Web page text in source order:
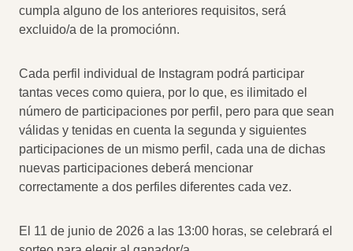
cumpla alguno de los anteriores requisitos, será
excluido/a de la promociónn.
Cada perfil individual de Instagram podrá participar
tantas veces como quiera, por lo que, es ilimitado el
número de participaciones por perfil, pero para que sean
válidas y tenidas en cuenta la segunda y siguientes
participaciones de un mismo perfil, cada una de dichas
nuevas participaciones deberá mencionar
correctamente a dos perfiles diferentes cada vez.
El 11 de junio de 2026 a las 13:00 horas, se celebrará el